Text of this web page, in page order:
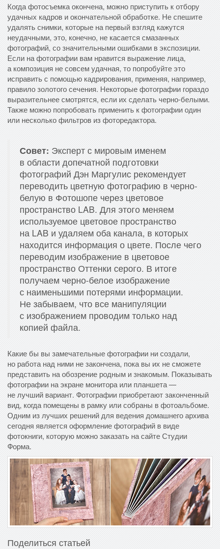
Когда фотосъемка окончена, можно приступить к отбору
удачных кадров и окончательной обработке. Не спешите
удалять снимки, которые на первый взгляд кажутся
неудачными, это, конечно, не касается смазанных
фотографий, со значительными ошибками в экспозиции.
Если на фотографии вам нравится выражение лица,
а композиция не совсем удачная, то попробуйте это
исправить с помощью кадрирования, применяя, например,
правило золотого сечения. Некоторые фотографии гораздо
выразительнее смотрятся, если их сделать черно-белыми.
Также можно попробовать применить к фотографии один
или несколько фильтров из фоторедактора.
Совет: Эксперт с мировым именем
в области допечатной подготовки
фотографий Дэн Маргулис рекомендует
переводить цветную фотографию в черно-
белую в Фотошопе через цветовое
пространство LAB. Для этого меняем
используемое цветовое пространство
на LAB и удаляем оба канала, в которых
находится информация о цвете. После чего
переводим изображение в цветовое
пространство Оттенки серого. В итоге
получаем черно-белое изображение
с наименьшими потерями информации.
Не забываем, что все манипуляции
с изображением проводим только над
копией файла.
Какие бы вы замечательные фотографии ни создали,
но работа над ними не закончена, пока вы их не сможете
представить на обозрение родным и знакомым. Показывать
фотографии на экране монитора или планшета —
не лучший вариант. Фотографии приобретают законченный
вид, когда помещены в рамку или собраны в фотоальбоме.
Одним из лучших решений для ведения домашнего архива
сегодня является оформление фотографий в виде
фотокниги, которую можно заказать на сайте Студии
Форма.
Поделиться статьей